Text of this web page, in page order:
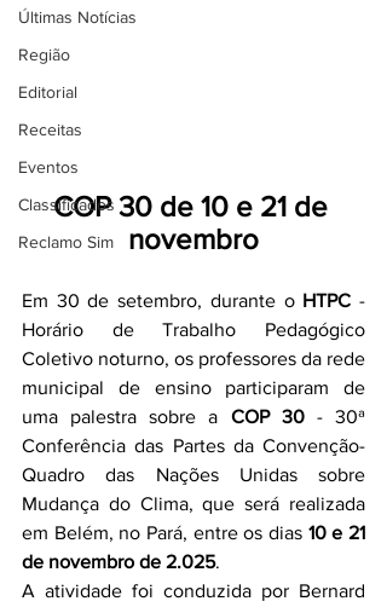
Últimas Notícias
Região
Editorial
Receitas
Eventos
Classificados
Reclamo Sim
COP 30 de 10 e 21 de
novembro
Em 30 de setembro, durante o HTPC -
Horário de Trabalho Pedagógico
Coletivo noturno, os professores da rede
municipal de ensino participaram de
uma palestra sobre a COP 30 - 30ª
Conferência das Partes da Convenção-
Quadro das Nações Unidas sobre
Mudança do Clima, que será realizada
em Belém, no Pará, entre os dias 10 e 21
de novembro de 2.025.
A atividade foi conduzida por Bernard